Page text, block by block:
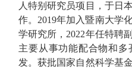
人特别研究员项目，于日
作。 2019年加入暨南大学
学研究所， 2022年任特聘
主要从事功能配合物和
发。获批国家自然科学基